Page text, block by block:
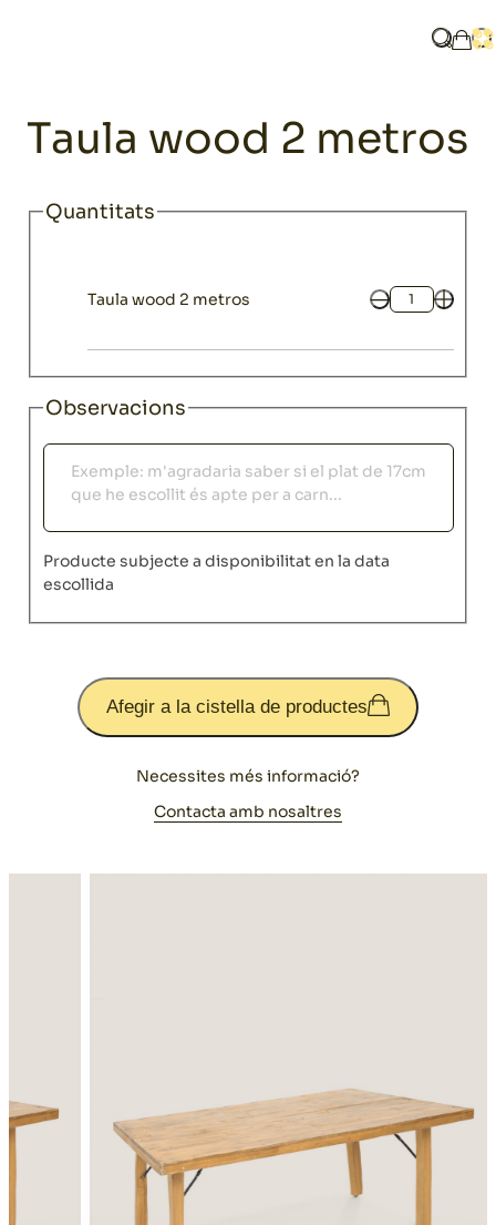
QuèLa
Taula wood 2
Taula wood 2 metros
Quantitats
Taula wood 2 metros Quantitat
Observacions
Observacions
Producte subjecte a disponibilitat en la data
escollida
Afegir a la cistella de productes
Necessites més informació?
Contacta amb nosaltres